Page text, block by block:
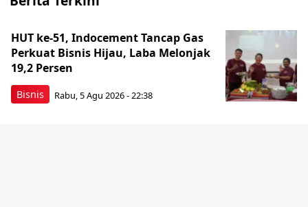
Bisnis
HUT ke-51, Indocement Tancap Gas
Perkuat Bisnis Hijau, Laba Melonjak
19,2 Persen
Rabu, 5 Agu 2026 - 22:38